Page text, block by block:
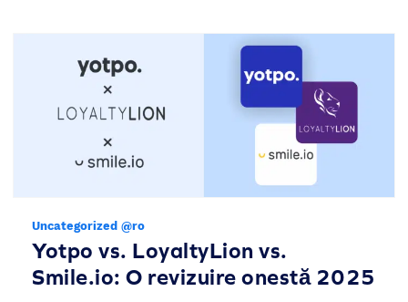
Uncategorized @ro
Yotpo vs. LoyaltyLion vs.
Smile.io: O revizuire onestă 2025